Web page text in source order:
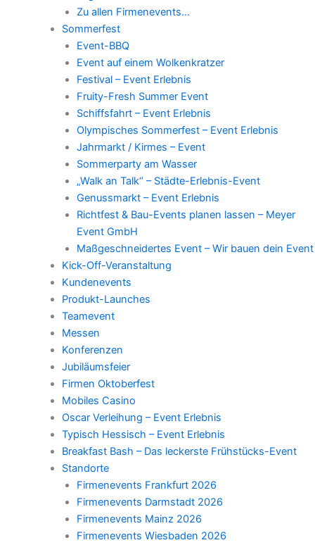
Zu allen Firmenevents…
Sommerfest
Event-BBQ
Event auf einem Wolkenkratzer
Festival – Event Erlebnis
Fruity-Fresh Summer Event
Schiffsfahrt – Event Erlebnis
Olympisches Sommerfest – Event Erlebnis
Jahrmarkt / Kirmes – Event
Sommerparty am Wasser
„Walk an Talk“ – Städte-Erlebnis-Event
Genussmarkt – Event Erlebnis
Richtfest & Bau-Events planen lassen – Meyer
Event GmbH
Maßgeschneidertes Event – Wir bauen dein Event
Kick-Off-Veranstaltung
Kundenevents
Produkt-Launches
Teamevent
Messen
Konferenzen
Jubiläumsfeier
Firmen Oktoberfest
Mobiles Casino
Oscar Verleihung – Event Erlebnis
Typisch Hessisch – Event Erlebnis
Breakfast Bash – Das leckerste Frühstücks-Event
Standorte
Firmenevents Frankfurt 2026
Firmenevents Darmstadt 2026
Firmenevents Mainz 2026
Firmenevents Wiesbaden 2026